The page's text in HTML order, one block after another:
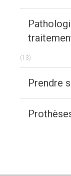
(13)
Prendre